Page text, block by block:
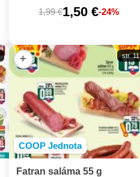
1,99 €1,50 €-24%
+
COOP Jednota
str. 11
Fatran saláma 55 g